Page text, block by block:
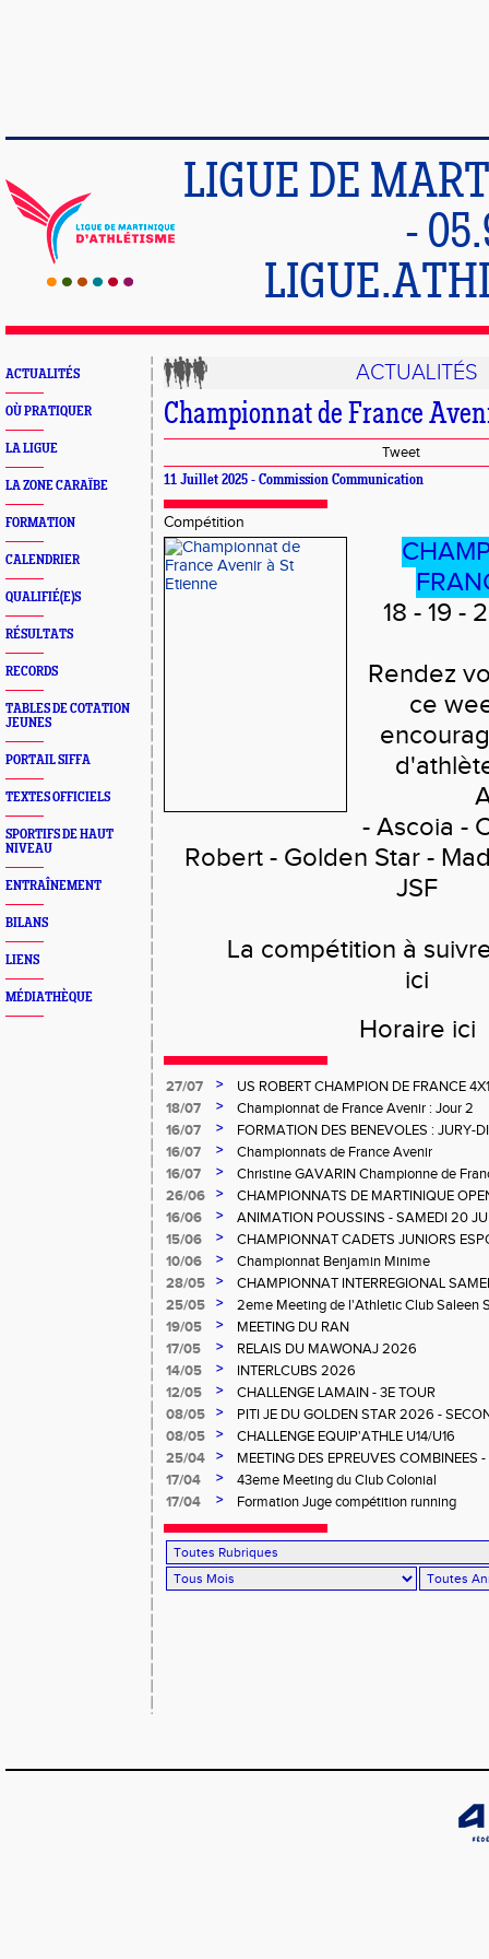
LIGUE DE
-
ACTUALITÉS
OÙ PRATIQUER
LA LIGUE
LA ZONE CARAÏBE
FORMATION
CALENDRIER
QUALIFIÉ(E)S
RÉSULTATS
RECORDS
TABLES DE COTATION
JEUNES
PORTAIL SIFFA
TEXTES OFFICIELS
SPORTIFS DE HAUT
NIVEAU
ENTRAÎNEMENT
BILANS
LIENS
MÉDIATHÈQUE
ACTUALITÉS
Championnat de France
Tweet
11 Juillet 2025 - Commission Communication
Compétition
18 - 19 -
Rendez
ce
- Ascoia -
Robert - Golden Star -
JSF
La compétition à
ici
Horaire ici
27/07 >
US ROBERT CHAMPION DE FRANCE
18/07
>
Championnat de France Avenir : Jour 2
16/07
>
FORMATION DES BENEVOLES : JURY-
16/07
>
Championnats de France Avenir
16/07
>
Christine GAVARIN Championne de
26/06
>
CHAMPIONNATS DE MARTINIQUE
16/06
>
ANIMATION POUSSINS - SAMEDI 20
15/06
>
CHAMPIONNAT CADETS JUNIORS
10/06
>
Championnat Benjamin Minime
28/05
>
CHAMPIONNAT INTERREGIONAL
Gosier
25/05 >
2eme Meeting de l'Athletic Club Saleen
19/05
>
MEETING DU RAN
17/05
>
RELAIS DU MAWONAJ 2026
14/05
>
INTERLCUBS 2026
12/05
>
CHALLENGE LAMAIN - 3E TOUR
08/05
>
PITI JE DU GOLDEN STAR 2026 -
08/05
>
CHALLENGE EQUIP'ATHLE U14/U16
25/04
>
MEETING DES EPREUVES
Salée
17/04 >
43eme Meeting du Club Colonial
17/04
> Formation Juge compétition running